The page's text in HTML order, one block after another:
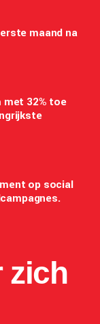
maand na
met 32% toe
op social
zich